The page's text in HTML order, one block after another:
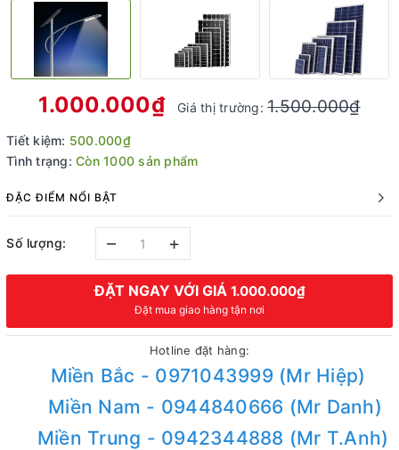
1.000.000₫ Giá thị trường:1.500.000₫
Tiết kiệm: 500.000₫
Tình trạng: Còn 1000 sản phẩm
ĐẶC ĐIỂM NỔI BẬT
Số lượng: – +
ĐẶT NGAY VỚI GIÁ 1.000.000₫
Đặt mua giao hàng tận nơi
Hotline đặt hàng:
Miền Bắc - 0971043999 (Mr Hiệp)
Miền Nam - 0944840666 (Mr Danh)
Miền Trung - 0942344888 (Mr T.Anh)